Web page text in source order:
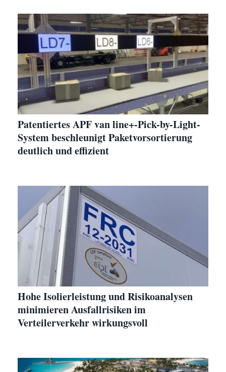
Patentiertes APF van line+-Pick-by-Light-
System beschleunigt Paketvorsortierung
deutlich und effizient
Hohe Isolierleistung und Risikoanalysen
minimieren Ausfallrisiken im
Verteilerverkehr wirkungsvoll